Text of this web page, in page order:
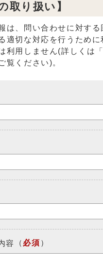
取り扱い】
は、問い合わせに対する
適切な対応を行うために
利用しません(詳しくは「
覧ください)。
容 （ 必須 ）